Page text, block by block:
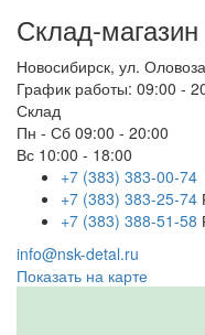
Склад-магазин
Новосибирск, ул.
График работы: 09:00 -
Склад
Пн - Сб 09:00 - 20:00
Вс 10:00 - 18:00
+7 (383) 383-00-74
+7 (383) 383-25-74
+7 (383) 388-51-58
info@nsk-detal.ru
Показать на карте